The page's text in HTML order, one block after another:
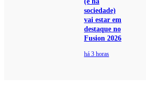
sociedade)
vai estar em
destaque no
Fusion 2026
há 3 horas